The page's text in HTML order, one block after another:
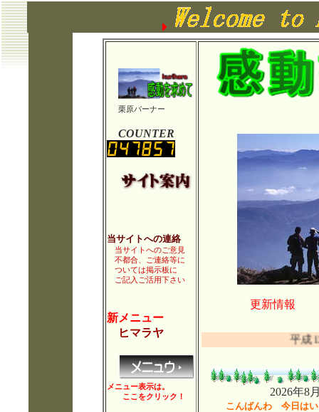
栗原バーナー
COUNTER
当サイトへの連絡
当サイトへのご意見
不都合、ご連絡等に
ついては掲示板に
ご記入ご活用下さい
新メニュー
ヒマラヤ
メニュー表示は。
ここをクリック！
更新情報
平成13年
2026年8
こんばんわ 今日は